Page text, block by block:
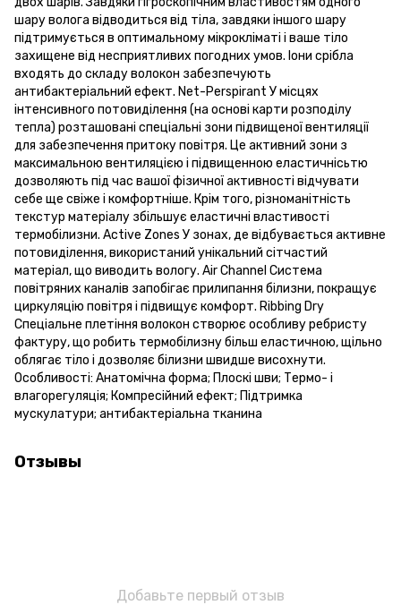
шару волога відводиться від тіла, завдяки іншого шару
підтримується в оптимальному мікрокліматі і ваше тіло
захищене від несприятливих погодних умов. Іони срібла
входять до складу волокон забезпечують
антибактеріальний ефект. Net-Perspirant У місцях
інтенсивного потовиділення (на основі карти розподілу
тепла) розташовані спеціальні зони підвищеної вентиляції
для забезпечення притоку повітря. Це активний зони з
максимальною вентиляцією і підвищенною еластичнісьтю
дозволяють під час вашої фізичної активності відчувати
себе ще свіже і комфортніше. Крім того, різноманітність
текстур матеріалу збільшує еластичні властивості
термобілизни. Active Zones У зонах, де відбувається активне
потовиділення, використаний унікальний сітчастий
матеріал, що виводить вологу. Air Channel Система
повітряних каналів запобігає прилипання білизни, покращує
циркуляцію повітря і підвищує комфорт. Ribbing Dry
Спеціальне плетіння волокон створює особливу ребристу
фактуру, що робить термобілизну більш еластичною, щільно
облягає тіло і дозволяє білизни швидше висохнути.
Особливості: Анатомічна форма; Плоскі шви; Термо- і
влагорегуляція; Компресійний ефект; Підтримка
мускулатури; антибактеріальна тканина
Отзывы
Добавьте первый отзыв